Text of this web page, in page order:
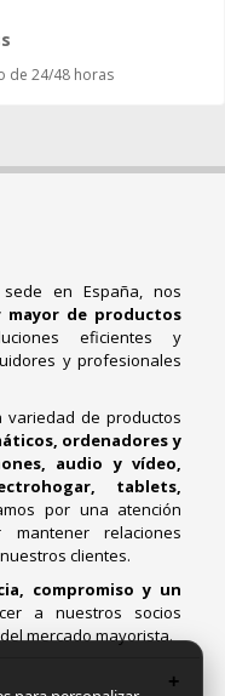
de 24/48 horas
sede en España, nos
de productos
eficientes y
y profesionales
variedad de productos
ordenadores y
audio y vídeo,
tablets,
por una atención
relaciones
clientes.
compromiso y un
a nuestros socios
mercado mayorista.